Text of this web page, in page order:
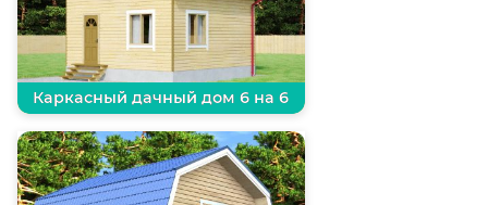
Каркасный дачный дом 6 на 6